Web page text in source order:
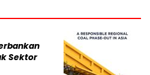
Sektor